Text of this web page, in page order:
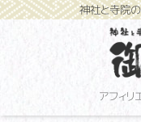
神社と寺院
アフィ